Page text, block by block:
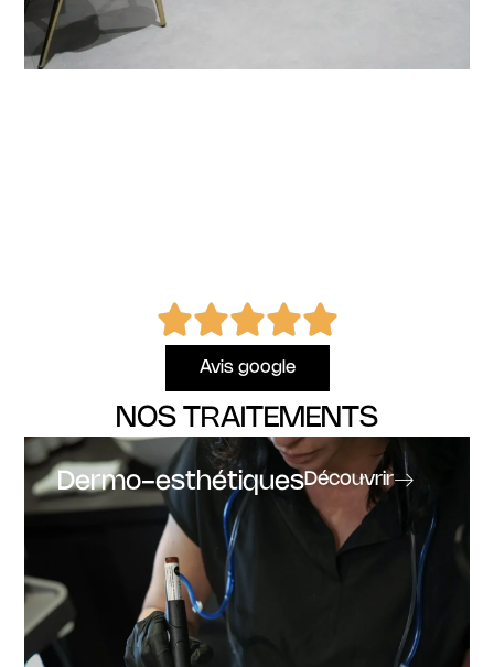
Avis google
NOS TRAITEMENTS
Dermo-esthétiquesDécouvrir